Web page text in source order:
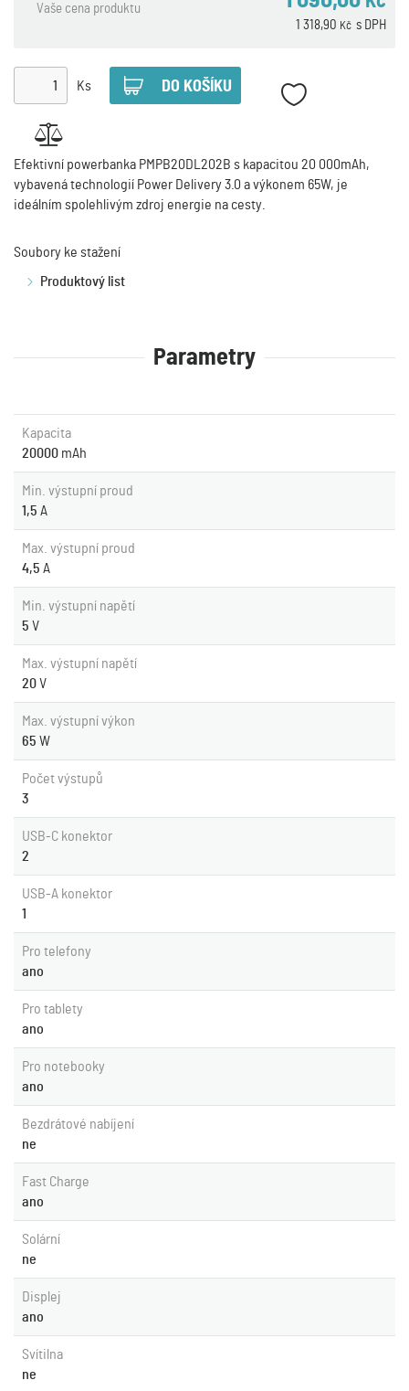
Vaše cena produktu
s DPH
1 318,90 Kč
Ks
Efektivní powerbanka PMPB20DL202B s kapacitou 20 000mAh,
vybavená technologií Power Delivery 3.0 a výkonem 65W, je
ideálním spolehlivým zdroj energie na cesty.
Soubory ke stažení
Produktový list
Parametry
Kapacita
20000 mAh
Min. výstupní proud
1,5 A
Max. výstupní proud
4,5 A
Min. výstupní napětí
5 V
Max. výstupní napětí
20V
Max. výstupní výkon
65 W
Počet výstupů
3
USB-C konektor
2
USB-A konektor
1
Pro telefony
ano
Pro tablety
ano
Pro notebooky
ano
Bezdrátové nabíjení
ne
Fast Charge
ano
Solární
ne
Displej
ano
Svítilna
ne